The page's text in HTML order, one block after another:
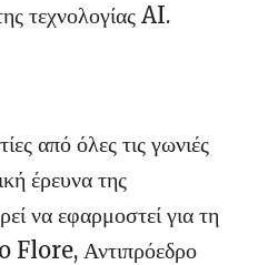
τεχνολογίας AI.
από όλες τις γωνιές
έρευνα της
να εφαρμοστεί για τη
Flore, Αντιπρόεδρο